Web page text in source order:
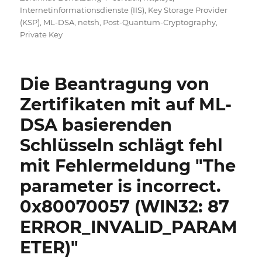
Internetinformationsdienste (IIS) Key Storage Provider
(KSP) ML-DSA netsh Post-Quantum-Cryptography
Private Key
Die Beantragung von
Zertifikaten mit auf ML-
DSA basierenden
Schlüsseln schlägt fehl
mit Fehlermeldung "The
parameter is incorrect.
0x80070057 (WIN32: 87
ERROR_INVALID_PARAM
ETER)"